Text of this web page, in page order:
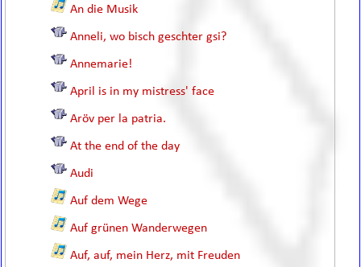
An die Musik
Anneli, wo bisch geschter gsi?
Annemarie!
April is in my mistress' face
Aröv per la patria.
At the end of the day
Audi
Auf dem Wege
Auf grünen Wanderwegen
Auf, auf, mein Herz, mit Freuden